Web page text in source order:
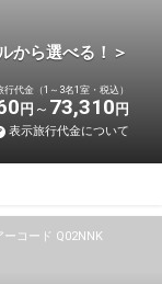
ら選べる！＞
代金（1～3名1室・税込）
円 73,310 円
表示旅行代金について
ーコード Q02NNK